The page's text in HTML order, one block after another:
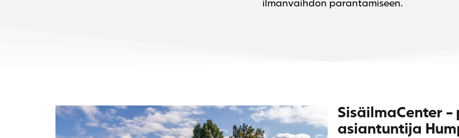
ilmanvaihdon parantamiseen.
SisäilmaCenter
asiantuntija